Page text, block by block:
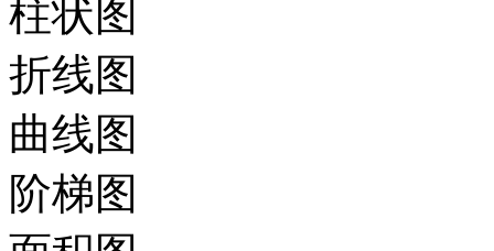
柱状图
折线图
曲线图
阶梯图